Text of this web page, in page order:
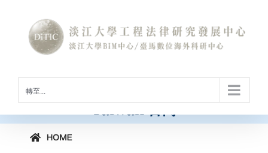
content
轉至...
[horizontal-scrolling group=”GROUP2″]
International Conference on
Construction Law and Digital
Technology
工程法律與數位科技國際研討會
Taiwan 台灣